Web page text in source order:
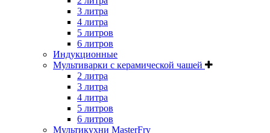
3 литра
4 литра
5 литров
6 литров
Индукционные
Мультиварки с керамической чашей
2 литра
3 литра
4 литра
5 литров
6 литров
Мультикухни MasterFry